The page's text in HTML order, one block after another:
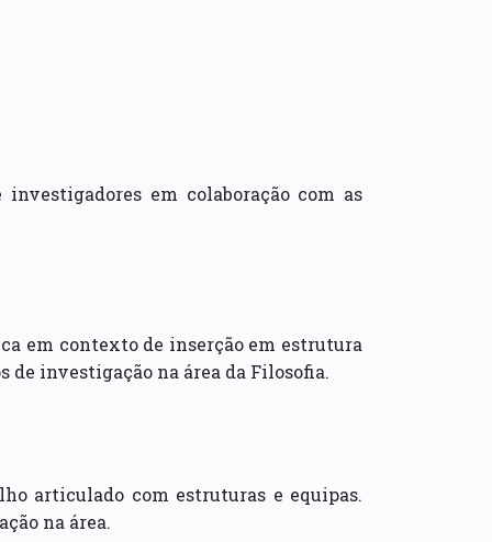
em colaboração com as
em contexto de inserção em estrutura
de investigação na área da Filosofia.
articulado com estruturas e equipas.
na área.